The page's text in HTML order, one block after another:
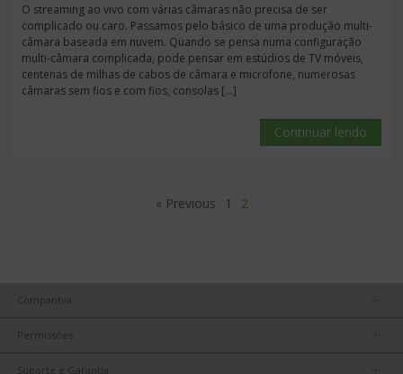
O streaming ao vivo com várias câmaras não precisa de ser
complicado ou caro. Passamos pelo básico de uma produção multi-
câmara baseada em nuvem. Quando se pensa numa configuração
multi-câmara complicada, pode pensar em estúdios de TV móveis,
centenas de milhas de cabos de câmara e microfone, numerosas
câmaras sem fios e com fios, consolas […]
Continuar lendo
« Previous 1 2
Companhia
Parceiros
Permissões
Suporte e Garantia